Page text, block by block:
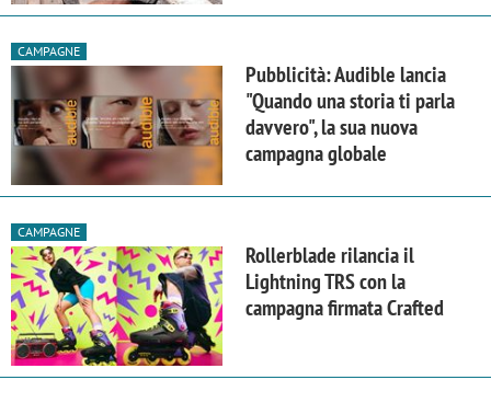
CAMPAGNE
Pubblicità: Audible lancia
"Quando una storia ti parla
davvero", la sua nuova
campagna globale
CAMPAGNE
Rollerblade rilancia il
Lightning TRS con la
campagna firmata Crafted